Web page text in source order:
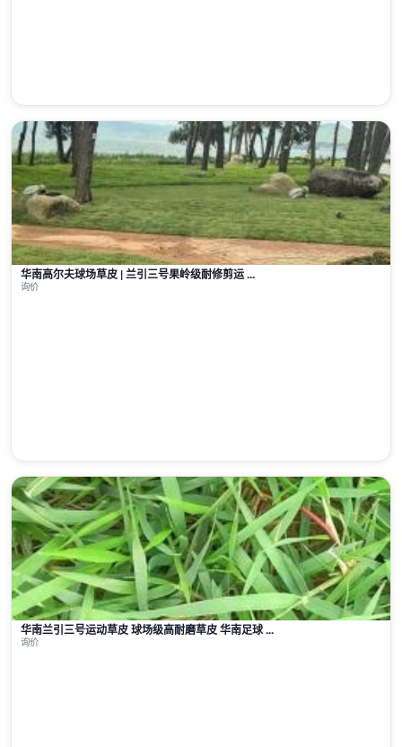
华南高尔夫球场草皮 | 兰引三号果岭级耐修剪运 ...
询价
华南兰引三号运动草皮 球场级高耐磨草皮 华南足球 ...
询价